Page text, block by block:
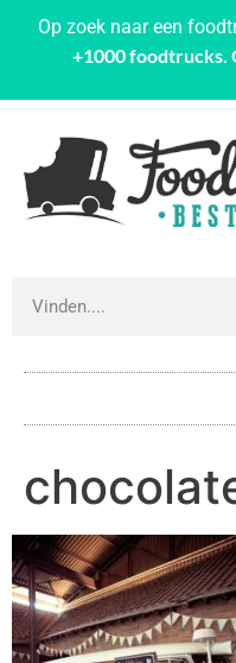
Op zoek naar een
+1000 foodtrucks.